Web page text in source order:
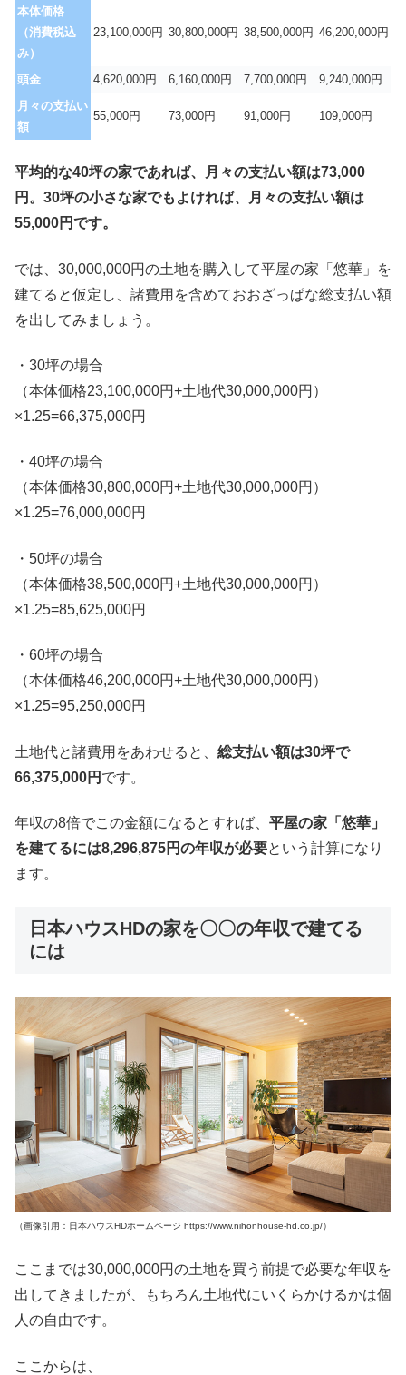
本体価格
（消費税込
み）
23,100,000円 30,800,000円 38,500,000円 46,200,000円
頭金 4,620,000円 6,160,000円 7,700,000円
9,240,000円
月々の支払い
額
55,000円 73,000円 91,000円 109,000円
平均的な40坪の家であれば、月々の支払い額は73,000
円。30坪の小さな家でもよければ、月々の支払い額は
55,000円です。
では、30,000,000円の土地を購入して平屋の家「悠華」を
建てると仮定し、諸費用を含めておおざっぱな総支払い額
を出してみましょう。
・30坪の場合
（本体価格23,100,000円+土地代30,000,000円）
×1.25=66,375,000円
・40坪の場合
（本体価格30,800,000円+土地代30,000,000円）
×1.25=76,000,000円
・50坪の場合
（本体価格38,500,000円+土地代30,000,000円）
×1.25=85,625,000円
・60坪の場合
（本体価格46,200,000円+土地代30,000,000円）
×1.25=95,250,000円
土地代と諸費用をあわせると、 総支払い額は30坪で
66,375,000円 です。
年収の8倍でこの金額になるとすれば、 平屋の家「悠華」
を建てるには8,296,875円の年収が必要という計算になり
ます。
日本ハウスHDの家を〇〇の年収で建てる
には
（画像引用：日本ハウスHDホームページ https://www.nihonhouse-hd.co.jp/）
ここまでは30,000,000円の土地を買う前提で必要な年収を
出してきましたが、もちろん土地代にいくらかけるかは個
人の自由です。
ここからは、